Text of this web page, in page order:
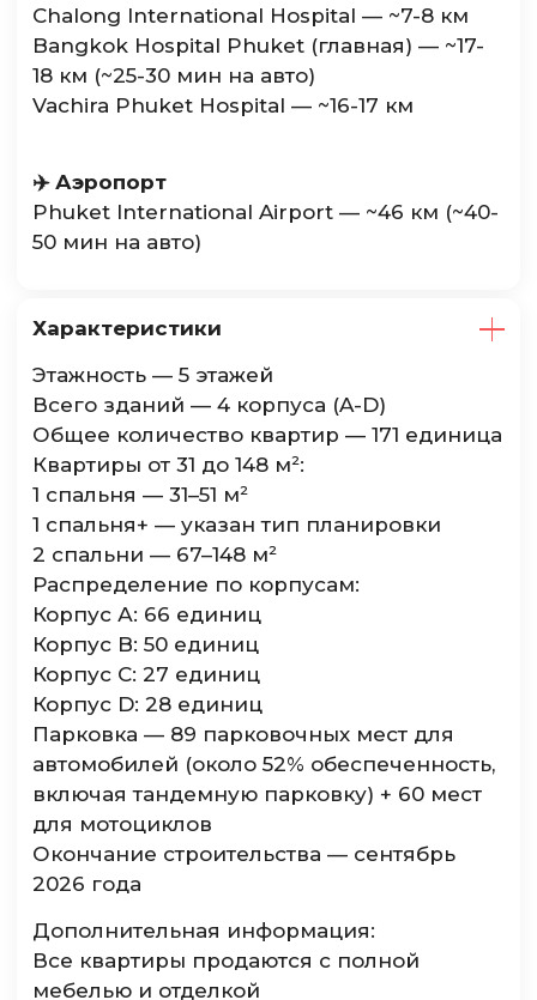
Chalong International Hospital — ~7-8 км
Bangkok Hospital Phuket (главная) — ~17-
18 км (~25-30 мин на авто)
Vachira Phuket Hospital — ~16-17 км
✈️ Аэропорт
Phuket International Airport — ~46 км (~40-
50 мин на авто)
Характеристики
Этажность — 5 этажей
Всего зданий — 4 корпуса (A-D)
Общее количество квартир — 171 единица
Квартиры от 31 до 148 м²:
1 спальня — 31–51 м²
1 спальня+ — указан тип планировки
2 спальни — 67–148 м²
Распределение по корпусам:
Корпус А: 66 единиц
Корпус B: 50 единиц
Корпус C: 27 единиц
Корпус D: 28 единиц
Парковка — 89 парковочных мест для
автомобилей (около 52% обеспеченность,
включая тандемную парковку) + 60 мест
для мотоциклов
Окончание строительства — сентябрь
2026 года
Дополнительная информация:
Все квартиры продаются с полной
мебелью и отделкой